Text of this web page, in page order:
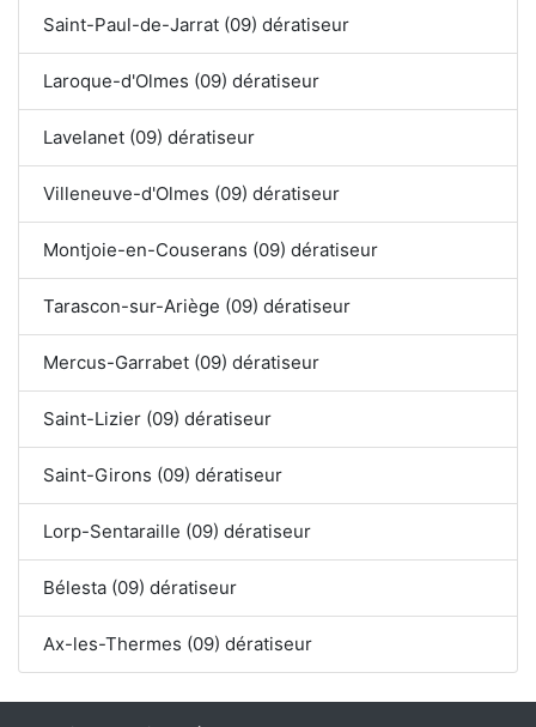
Saint-Paul-de-Jarrat (09) dératiseur
Laroque-d'Olmes (09) dératiseur
Lavelanet (09) dératiseur
Villeneuve-d'Olmes (09) dératiseur
Montjoie-en-Couserans (09) dératiseur
Tarascon-sur-Ariège (09) dératiseur
Mercus-Garrabet (09) dératiseur
Saint-Lizier (09) dératiseur
Saint-Girons (09) dératiseur
Lorp-Sentaraille (09) dératiseur
Bélesta (09) dératiseur
Ax-les-Thermes (09) dératiseur